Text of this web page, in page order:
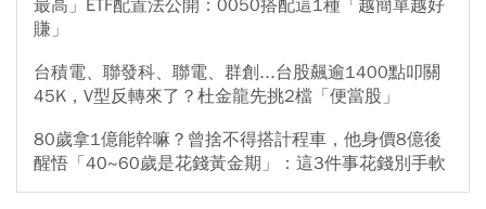
最高」ETF配置法公開：0050搭配這1種「越簡單越好
賺」
台積電、聯發科、聯電、群創...台股飆逾1400點叩關
45K，V型反轉來了？杜金龍先挑2檔「便當股」
80歲拿1億能幹嘛？曾捨不得搭計程車，他身價8億後
醒悟「40~60歲是花錢黃金期」：這3件事花錢別手軟